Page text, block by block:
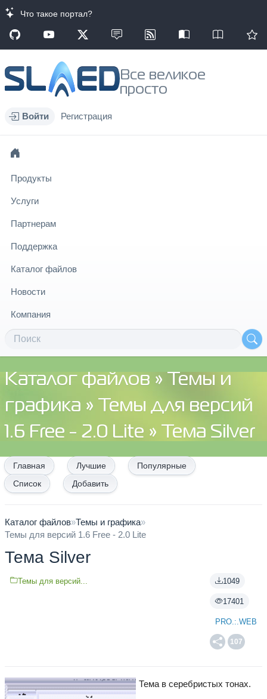
Что такое портал?
Все великое
просто
Войти Регистрация
Продукты
Услуги
Партнерам
Поддержка
Каталог файлов
Новости
Компания
Каталог файлов »
Темы и
графика »
Темы для версий
1.6 Free - 2.0 Lite » Тема Silver
Главная Лучшие
Популярные
Список
Добавить
Каталог файлов»Темы и графика»
Темы для версий 1.6 Free - 2.0 Lite
Тема Silver
1049
17401
PRO.:.WEB
107
Темы для версий...
Тема в серебристых тонах.